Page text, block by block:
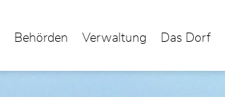
Behörden Verwaltung Das Dorf